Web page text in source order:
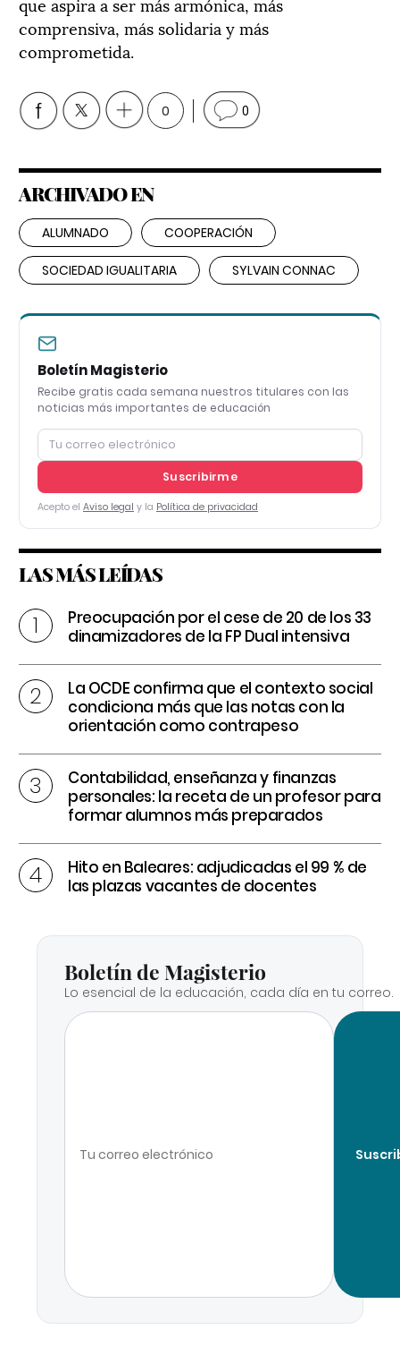
comprensiva, más solidaria y más
comprometida.
0 0
ARCHIVADO EN
ALUMNADO COOPERACIÓN
SOCIEDAD IGUALITARIA SYLVAIN CONNAC
Boletín Magisterio
Recibe gratis cada semana nuestros titulares con las
noticias más importantes de educación
Suscribirme
Acepto el Aviso legal y la Política de privacidad
LAS MÁS LEÍDAS
Preocupación por el cese de 20 de los 33
dinamizadores de la FP Dual intensiva
La OCDE confirma que el contexto social
condiciona más que las notas con la
orientación como contrapeso
Contabilidad, enseñanza y finanzas
personales: la receta de un profesor para
formar alumnos más preparados
Hito en Baleares: adjudicadas el 99 % de
las plazas vacantes de docentes
Boletín de Magisterio
Lo esencial de la educación, cada día en tu correo.